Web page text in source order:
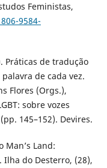
Feministas,
9584-
Práticas de tradução
de cada vez.
Flores (Orgs.),
sobre vozes
145–152). Devires.
Man’s Land:
do Desterro, (28),